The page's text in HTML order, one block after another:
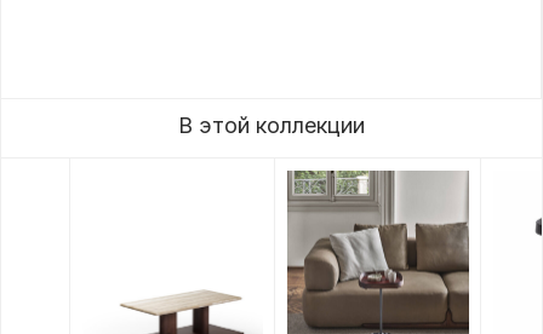
В этой коллекции